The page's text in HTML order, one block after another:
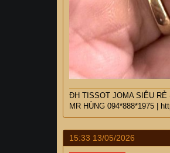
ĐH TISSOT JOMA SIÊU RẺ
MR HÙNG 094*888*1975 |
15:33 13/05/2026